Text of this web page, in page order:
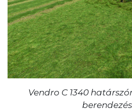
Vendro C 1340